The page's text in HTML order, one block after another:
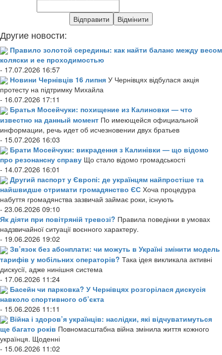
Другие новости:
Правило золотой середины: как найти баланс между весом
коляски и ее проходимостью
- 17.07.2026 16:57
Новини Чернівців 16 липня У Чернівцях відбулася акція
протесту на підтримку Михайла
- 16.07.2026 17:11
Братья Мосейчуки: похищение из Калиновки — что
известно на данный момент По имеющейся официальной
информации, речь идет об исчезновении двух братьев
- 15.07.2026 16:03
Брати Мосейчуки: викрадення з Калинівки — що відомо
про резонансну справу Що стало відомо громадськості
- 14.07.2026 16:01
Другий паспорт у Європі: де українцям найпростіше та
найшвидше отримати громадянство ЄС Хоча процедура
набуття громадянства зазвичай займає роки, існують
- 23.06.2026 09:10
Як діяти при повітряній тревозі? Правила поведінки в умовах
надзвичайної ситуації воєнного характеру.
- 19.06.2026 19:02
Зв’язок без абонплати: чи можуть в Україні змінити модель
тарифів у мобільних операторів? Така ідея викликала активні
дискусії, адже нинішня система
- 17.06.2026 11:24
Басейн чи парковка? У Чернівцях розгорілася дискусія
навколо спортивного об’єкта
- 15.06.2026 11:11
Війна і здоров’я українців: наслідки, які відчуватимуться
ще багато років Повномасштабна війна змінила життя кожного
українця. Щоденні
- 15.06.2026 11:02